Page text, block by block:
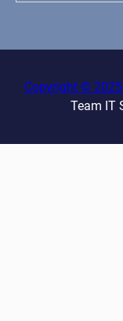
c
Copyright ©
Team IT